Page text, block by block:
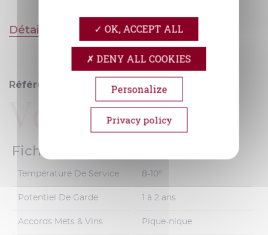
Détails du produit
Référence
Océane &
Vous Rosé
Fiche technique
Température De Service 8-10°
Potentiel De Garde 1 à 2 ans
Accords Mets & Vins Pique-nique
OK, ACCEPT ALL
DENY ALL COOKIES
Personalize
Privacy policy